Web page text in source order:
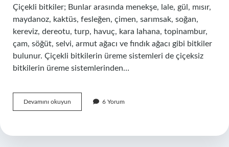
Çiçekli bitkiler; Bunlar arasında menekşe, lale, gül, mısır,
maydanoz, kaktüs, fesleğen, çimen, sarımsak, soğan,
kereviz, dereotu, turp, havuç, kara lahana, topinambur,
çam, söğüt, selvi, armut ağacı ve fındık ağacı gibi bitkiler
bulunur. Çiçekli bitkilerin üreme sistemleri de çiçeksiz
bitkilerin üreme sistemlerinden…
Devamını okuyun
Bitki
6 Yorum